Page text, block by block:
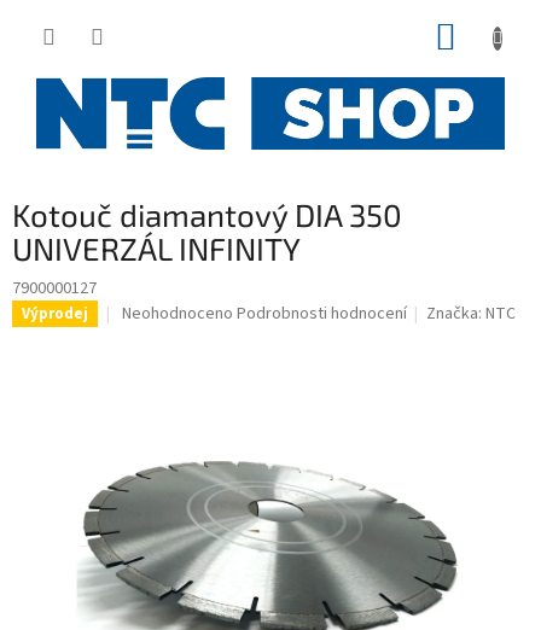
Kotouč diamantový DIA 350
UNIVERZÁL INFINITY
7900000127
Výprodej
Průměrné
hvězdiček.
Neohodnoceno Podrobnosti hodnocení Značka:NTC